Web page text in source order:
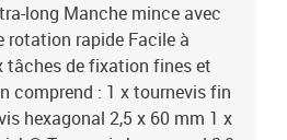
long Manche mince avec
rotation rapide Facile à
tâches de fixation fines et
comprend : 1 x tournevis fin
hexagonal 2,5 x 60 mm 1 x